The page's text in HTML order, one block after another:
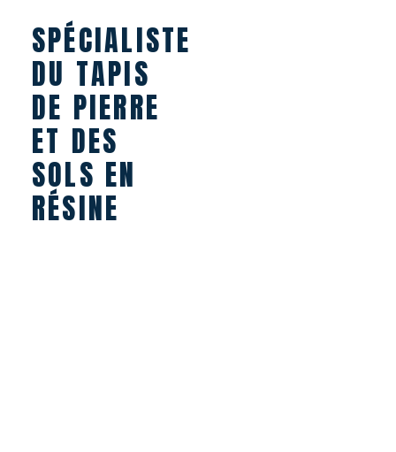
SPÉCIALISTE
DU TAPIS
DE PIERRE
ET DES
SOLS EN
RÉSINE